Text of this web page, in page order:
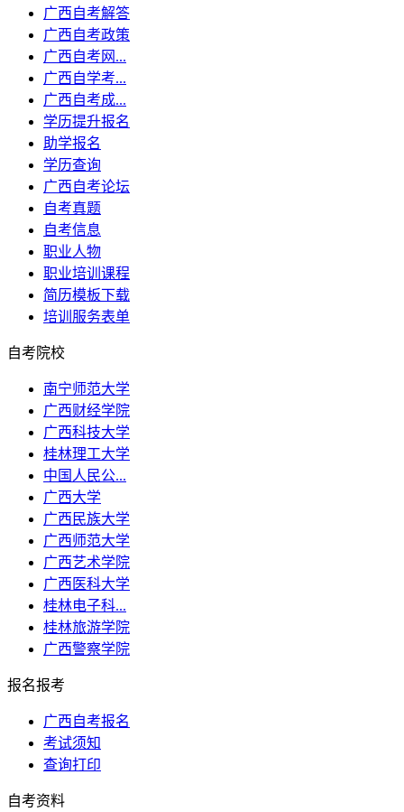
广西自考解答
广西自考政策
广西自考网...
广西自学考...
广西自考成...
学历提升报名
助学报名
学历查询
广西自考论坛
自考真题
自考信息
职业人物
职业培训课程
简历模板下载
培训服务表单
自考院校
南宁师范大学
广西财经学院
广西科技大学
桂林理工大学
中国人民公...
广西大学
广西民族大学
广西师范大学
广西艺术学院
广西医科大学
桂林电子科...
桂林旅游学院
广西警察学院
报名报考
广西自考报名
考试须知
查询打印
自考资料